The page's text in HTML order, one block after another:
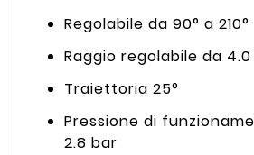
Regolabile da 90° a 210°
Raggio regolabile da
Traiettoria 25°
Pressione di
2.8 bar